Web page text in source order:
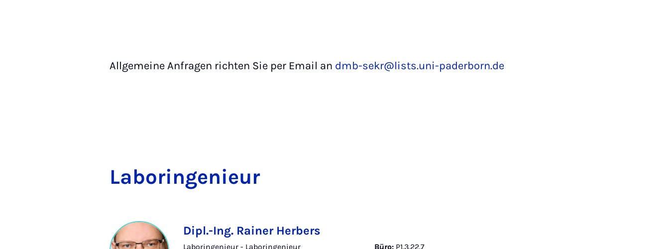
Allgemeine Anfragen richten Sie per Email an dmb-sekr@lists.uni-paderborn.de
La­bo­r­in­ge­ni­eur
Dipl.-Ing. Rainer Herbers
Laboringenieur - Laboringenieur Büro: P1.3.22.7